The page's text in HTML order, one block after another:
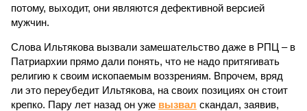
потому, выходит, они являются дефективной версией
мужчин.
Слова Ильтякова вызвали замешательство даже в РПЦ – в
Патриархии прямо дали понять, что не надо притягивать
религию к своим ископаемым воззрениям. Впрочем, вряд
ли это переубедит Ильтякова, на своих позициях он стоит
крепко. Пару лет назад он уже вызвал скандал, заявив,